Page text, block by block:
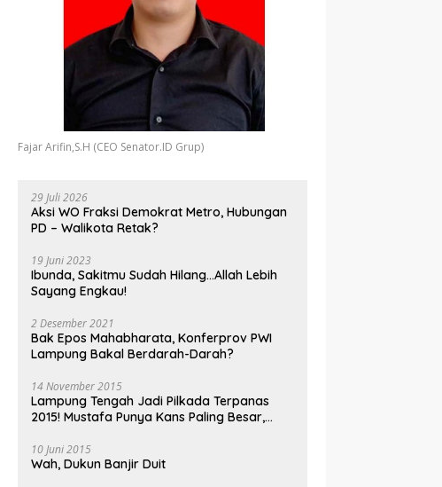
Fajar Arifin,S.H (CEO Senator.ID Grup)
29 Juli 2026
Aksi WO Fraksi Demokrat Metro, Hubungan
PD – Walikota Retak?
19 Juni 2023
Ibunda, Sakitmu Sudah Hilang…Allah Lebih
Sayang Engkau!
2 Desember 2021
Bak Epos Mahabharata, Konferprov PWI
Lampung Bakal Berdarah-Darah?
14 November 2015
Lampung Tengah Jadi Pilkada Terpanas
2015! Mustafa Punya Kans Paling Besar,
10 Juni 2015
Wah, Dukun Banjir Duit